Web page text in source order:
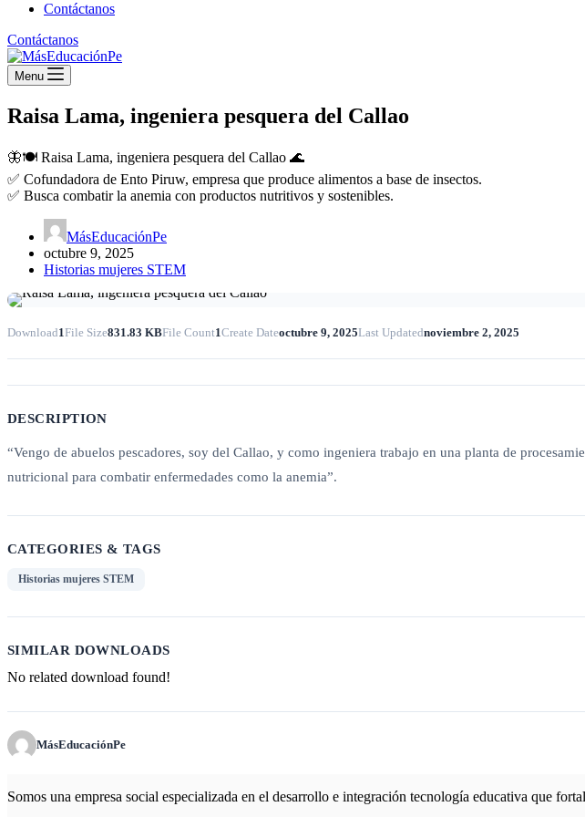
Contáctanos
Contáctanos
Menu
Raisa Lama, ingeniera pesquera del Callao
🦋🍽️ Raisa Lama, ingeniera pesquera del Callao 🌊
✅ Cofundadora de Ento Piruw, empresa que produce alimentos a base de insectos.
✅ Busca combatir la anemia con productos nutritivos y sostenibles.
MásEducaciónPe
octubre 9, 2025
Historias mujeres STEM
Download1File Size831.83 KBFile Count1Create Dateoctubre 9, 2025Last Updatednoviembre 2, 2025
DESCRIPTION
“Vengo de abuelos pescadores, soy del Callao, y como ingeniera trabajo en una planta de
nutricional para combatir enfermedades como la anemia”.
CATEGORIES & TAGS
Historias mujeres STEM
SIMILAR DOWNLOADS
No related download found!
MásEducaciónPe
Somos una empresa social especializada en el desarrollo e integración tecnología educativa que